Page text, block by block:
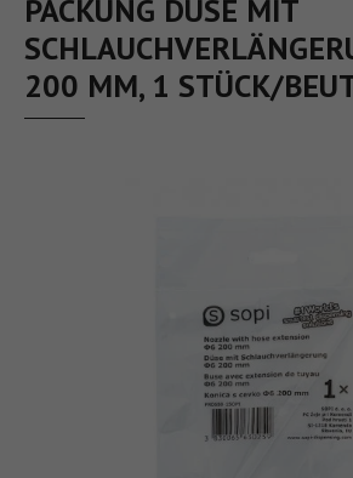
PACKUNG DÜSE MIT
200 MM, 1 STÜCK/